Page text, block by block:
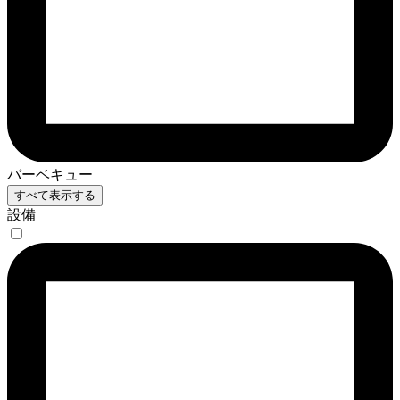
バーベキュー
すべて表示する
設備